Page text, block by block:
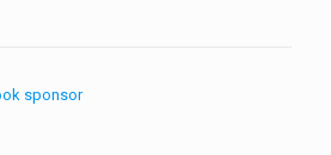
sponsor